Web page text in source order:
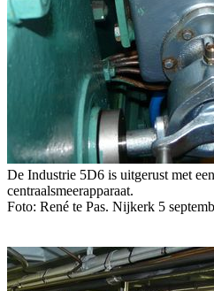
De Industrie 5D6 is uitgerust met
centraalsmeerapparaat.
Foto: René te Pas. Nijkerk 5